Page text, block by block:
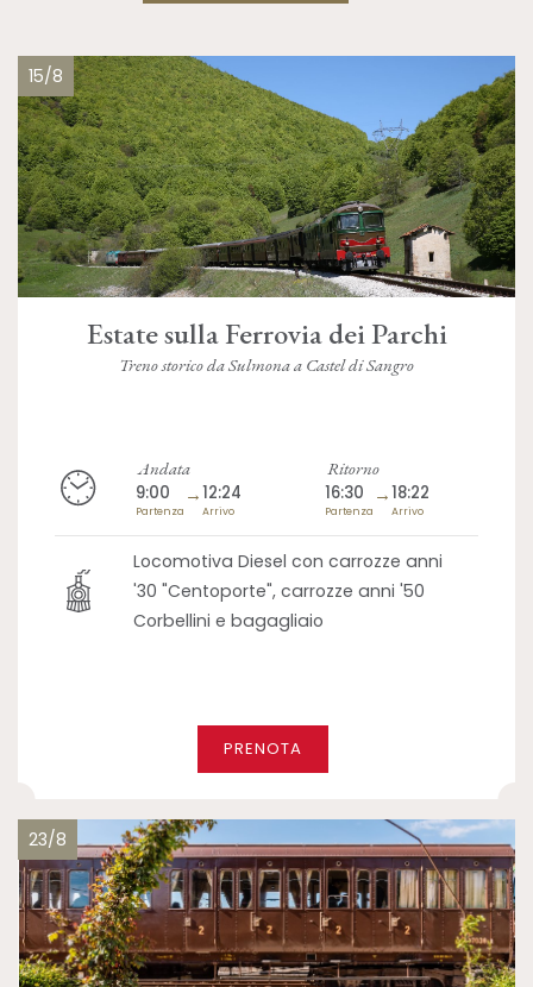
15/8
Estate sulla Ferrovia dei Parchi
Treno storico da Sulmona a Castel di Sangro
Andata
9:00
Partenza
→12:24
Arrivo
Ritorno
16:30
Partenza
→18:22
Arrivo
Locomotiva Diesel con carrozze anni
'30 "Centoporte", carrozze anni '50
Corbellini e bagagliaio
PRENOTA
23/8